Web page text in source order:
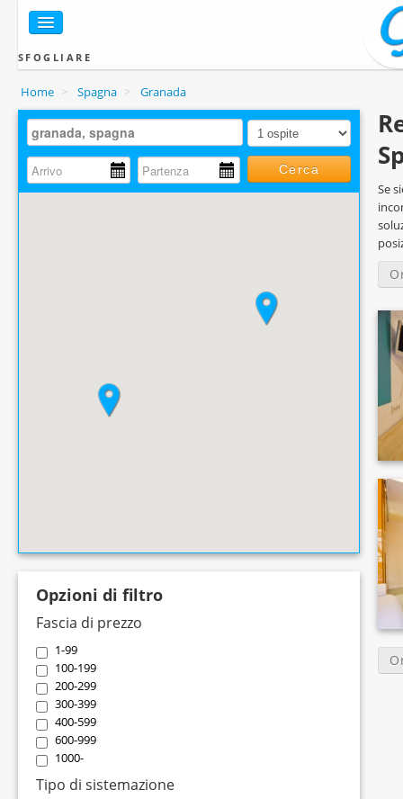
SFOGLIARE
Home > Spagna > Granada
Cerca
Opzioni di filtro
Fascia di prezzo
1-99
100-199
200-299
300-399
400-599
600-999
1000-
Tipo di sistemazione
Se